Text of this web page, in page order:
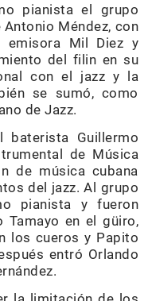
pianista el grupo
Méndez, con
emisora Mil Diez y
del filin en su
con el jazz y la
se sumó, como
de Jazz.
Guillermo
de Música
de música cubana
del jazz. Al grupo
pianista y fueron
Tamayo en el güiro,
los cueros y Papito
entró Orlando